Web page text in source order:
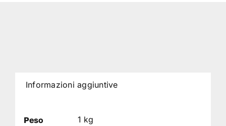
Informazioni aggiuntive
Peso 1 kg